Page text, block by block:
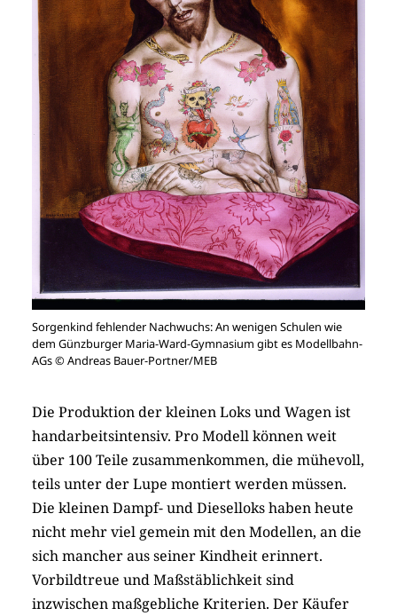
Sorgenkind fehlender Nachwuchs: An wenigen Schulen wie
dem Günzburger Maria-Ward-Gymnasium gibt es Modellbahn-
AGs © Andreas Bauer-Portner/MEB
Die Produktion der kleinen Loks und Wagen ist
handarbeitsintensiv. Pro Modell können weit
über 100 Teile zusammenkommen, die mühevoll,
teils unter der Lupe montiert werden müssen.
Die kleinen Dampf- und Dieselloks haben heute
nicht mehr viel gemein mit den Modellen, an die
sich mancher aus seiner Kindheit erinnert.
Vorbildtreue und Maßstäblichkeit sind
inzwischen maßgebliche Kriterien. Der Käufer